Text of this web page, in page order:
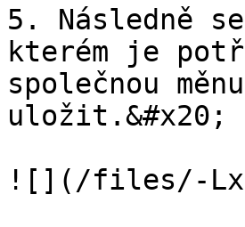
5. Následně
kterém je
společnou
uložit.&#x20;
![](/files/-